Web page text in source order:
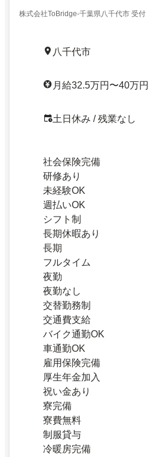
株式会社ToBridge-千葉県八千代市 受付
八千代市
月給32.5万円〜40万円
土日休み / 残業なし
社会保険完備
研修あり
未経験OK
週払いOK
シフト制
長期休暇あり
長期
フルタイム
夜勤
夜勤なし
交替勤務制
交通費支給
バイク通勤OK
車通勤OK
雇用保険完備
厚生年金加入
祝い金あり
寮完備
寮費無料
制服貸与
冷暖房完備